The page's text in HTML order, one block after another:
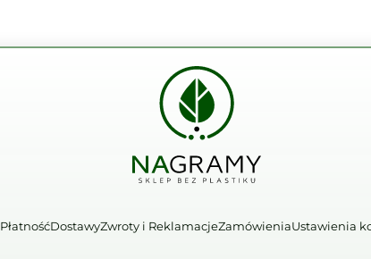
PłatnośćDostawyZwroty i ReklamacjeZamówieniaUstawienia